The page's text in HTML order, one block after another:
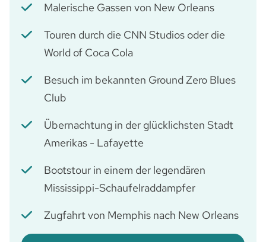
Malerische Gassen von New Orleans
Touren durch die CNN Studios oder die
World of Coca Cola
Besuch im bekannten Ground Zero Blues
Club
Übernachtung in der glücklichsten Stadt
Amerikas - Lafayette
Bootstour in einem der legendären
Mississippi-Schaufelraddampfer
Zugfahrt von Memphis nach New Orleans